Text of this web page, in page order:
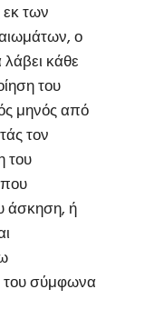
των
ο
κάθε
του
μηνός από
τον
του
άσκηση, ή
του σύμφωνα